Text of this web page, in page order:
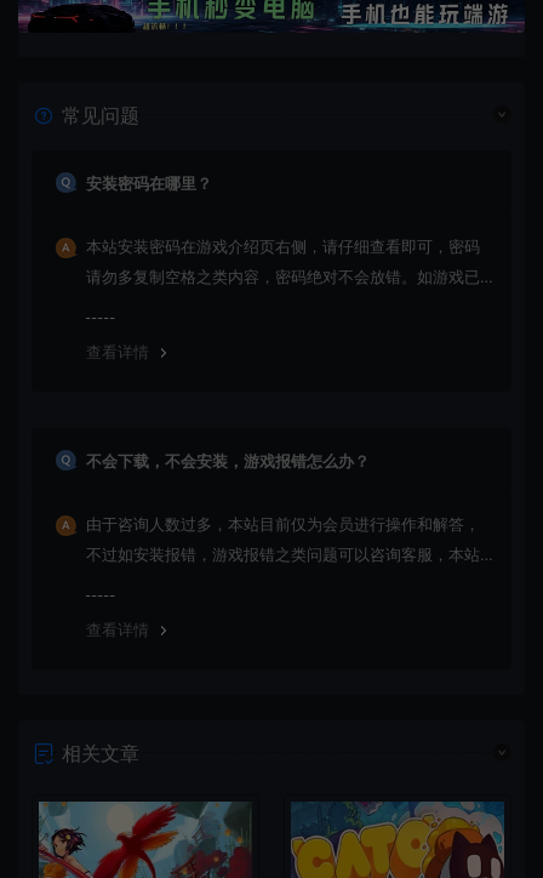
常见问题
安装密码在哪里？
本站安装密码在游戏介绍页右侧，请仔细查看即可，密码
请勿多复制空格之类内容，密码绝对不会放错。如游戏已
查看详情
不会下载，不会安装，游戏报错怎么办？
由于咨询人数过多，本站目前仅为会员进行操作和解答，
不过如安装报错，游戏报错之类问题可以咨询客服，本站
查看详情
相关文章